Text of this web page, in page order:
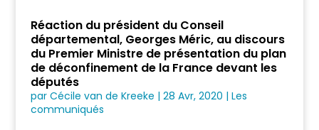
Réaction du président du Conseil
départemental, Georges Méric, au discours
du Premier Ministre de présentation du plan
de déconfinement de la France devant les
députés
par Cécile van de Kreeke | 28 Avr, 2020 | Les
communiqués